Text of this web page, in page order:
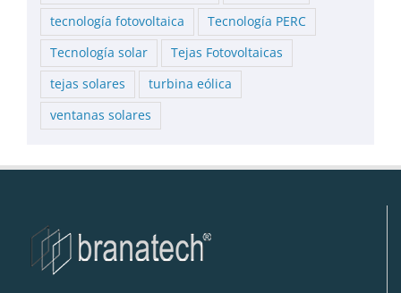
tecnología fotovoltaica
Tecnología PERC
Tecnología solar
Tejas Fotovoltaicas
tejas solares
turbina eólica
ventanas solares